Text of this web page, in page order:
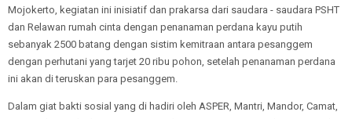
Mojokerto, kegiatan ini inisiatif dan prakarsa dari saudara - saudara PSHT
dan Relawan rumah cinta dengan penanaman perdana kayu putih
sebanyak 2500 batang dengan sistim kemitraan antara pesanggem
dengan perhutani yang tarjet 20 ribu pohon, setelah penanaman perdana
ini akan di teruskan para pesanggem.
Dalam giat bakti sosial yang di hadiri oleh ASPER, Mantri, Mandor, Camat,